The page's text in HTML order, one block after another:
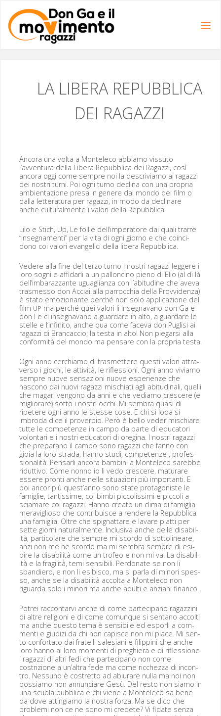
contenuto
LA LIBERA REPUBBLICA
DEI RAGAZZI
Anco­ra una vol­ta a Mon­t­ele­co abbi­amo vis­su­to
l’avventura del­la Lib­era Repub­bli­ca dei Ragazzi, così
anco­ra oggi come sem­pre noi la descriv­i­amo ai ragazzi
dei nos­tri turni. Poi ogni turno dec­li­na con una pro­pria
ambi­en­tazione pre­sa in genere dal mon­do dei film o
dal­la let­ter­atu­ra per ragazzi, in modo da dec­linare
anche cul­tural­mente i val­ori del­la Repubblica.
Lilo e Stich, Up, Le fol­lie dell’imperatore dai quali trarre
“inseg­na­men­ti” per la vita di ogni giorno e che coin­ci­
dono coi val­ori evan­geli­ci del­la lib­era Repubblica.
Vedere alla fine del ter­zo turno i nos­tri ragazzi leg­gere i
loro sog­ni e affi­dar­li a un pal­lon­ci­no pieno di Elio (al di là
dell’imbarazzante uguaglian­za con l’abitudine che ave­va
trasmes­so don Acciai alla par­roc­chia del­la Provvi­den­za)
è sta­to emozio­nante per­ché non solo appli­cazione del
film UP ma per­ché quei val­ori li inseg­na­vano don Ga e
don I e ci inseg­na­vano a guardare in alto, a guardare le
stelle e l’infinito, anche qua come face­va don Puglisi ai
ragazzi di Bran­cac­cio; la tes­ta in alto! Non pie­gar­si alla
con­for­mità del mon­do ma pen­sare con la pro­pria testa.
Ogni anno cer­chi­amo di trasmet­tere questi val­ori attra­
ver­so i giochi, le attiv­ità, le rif­les­sioni. Ogni anno vivi­amo
sem­pre nuove sen­sazioni nuove espe­rien­ze che
nascono dai nuovi ragazzi mis­chiati agli abi­tu­di­nali, quel­li
che mag­a­ri ven­gono da anni e che vedi­amo crescere (e
miglio­rare) sot­to i nos­tri occhi. Mi sem­bra qua­si di
ripetere ogni anno le stesse cose. E chi si loda si
imbro­da dice il prover­bio. Però è bel­lo ved­er mis­chiare
tutte le com­pe­ten­ze in cam­po da parte di edu­ca­tori
volon­tari e i nos­tri edu­ca­tori di oregi­na. I nos­tri ragazzi
che prepara­no il cam­po sono ragazzi che fan­no con
gioia la loro stra­da; han­no stu­di, com­pe­ten­ze , pro­fes­
sion­al­ità. Pen­sar­li anco­ra bam­bi­ni a Mon­t­ele­co sarebbe
ridut­ti­vo. Come non­no io li vedo crescere, mat­u­rare
essere pron­ti anche nelle situ­azioni più impor­tan­ti. E
poi ancor più quest’anno sono state pro­tag­o­niste le
famiglie, tan­tis­sime, coi bim­bi pic­col­is­si­mi e pic­coli a
scia­mare coi ragazzi. Han­no cre­ato un cli­ma di famiglia
mer­av­iglioso che con­tribuisce a ren­dere la Repub­bli­ca
una famiglia. Oltre che spig­nattare e lavare piat­ti per
sette giorni nat­u­ral­mente. Inclu­si­va anche delle dis­abil­
ità, par­ti­co­lare che sem­pre mi scor­do di sot­to­lin­eare,
anzi non me ne scor­do ma mi sem­bra sem­pre di esi­
bire la dis­abil­ità come un tro­feo e non mi va. La dis­abil­
ità e la fragilità, temi sen­si­bili. Per­do­nate se non li
sbandiero, e non li esi­bis­co, ma si par­la di minori spes­
so, anche se la dis­abil­ità accol­ta a Mon­t­ele­co non
riguar­da solo i minori ma anche adul­ti e anziani financo.
Potrei rac­con­tarvi anche di come parte­ci­pano ragazz­i­ni
di altre reli­gioni e di come comunque si sen­tano accolti
ma anche questo tema è sen­si­bile ed esporli a com­
men­ti e giudizi da chi non capisce non mi piace. Mi sen­
to con­for­t­a­to dai fratel­li sale­siani e fil­ip­pi­ni che anche
loro han­no ai loro momen­ti di preghiera e di rif­les­sione
i ragazzi di altri fedi che parte­ci­pano non come
costrizione a un’altra fede ma come ric­chez­za di incon­
tro. Nes­suno è costret­to ad abi­u­rare nul­la ma noi non
pos­si­amo non annun­cia­re Gesù. Del resto non siamo in
una scuo­la pub­bli­ca e chi viene a Mon­t­ele­co sa bene
da dove attin­giamo la nos­tra forza. Ma se dico che
prob­le­mi non ce ne sono mi cre­dete? Vi fidate sen­za